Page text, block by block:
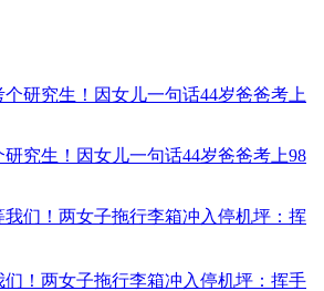
究生！因女儿一句话44岁爸爸考上98
们！两女子拖行李箱冲入停机坪：挥手